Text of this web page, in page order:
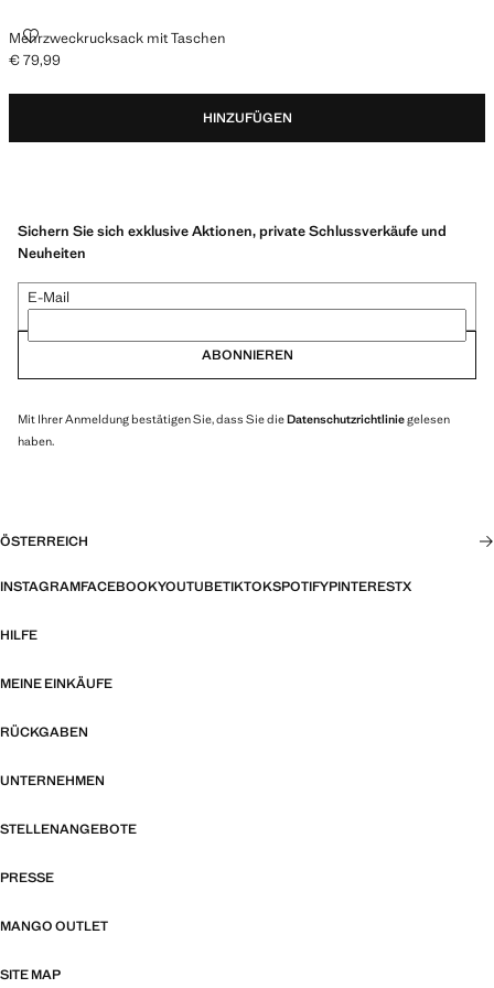
Mehrzweckrucksack mit Taschen
MEHRZWECKRUCKSACK MIT TASCHEN
Aktueller Preis [€ 79,99 ]
€ 79,99
HINZUFÜGEN
Sichern Sie sich exklusive Aktionen, private Schlussverkäufe und
Neuheiten
E-Mail
ABONNIEREN
Mit Ihrer Anmeldung bestätigen Sie, dass Sie dieDatenschutzrichtliniegelesen
haben.
ÖSTERREICH
INSTAGRAMFACEBOOKYOUTUBETIKTOKSPOTIFYPINTERESTX
HILFE
MEINE EINKÄUFE
RÜCKGABEN
UNTERNEHMEN
STELLENANGEBOTE
PRESSE
MANGO OUTLET
SITE MAP